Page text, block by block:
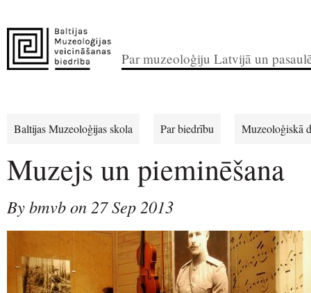
Par muzeoloģiju Latvijā un
Baltijas Muzeoloģijas skola Par biedrību Muzeoloģiskā
Muzejs un pieminēšana
By bmvb on 27 Sep 2013